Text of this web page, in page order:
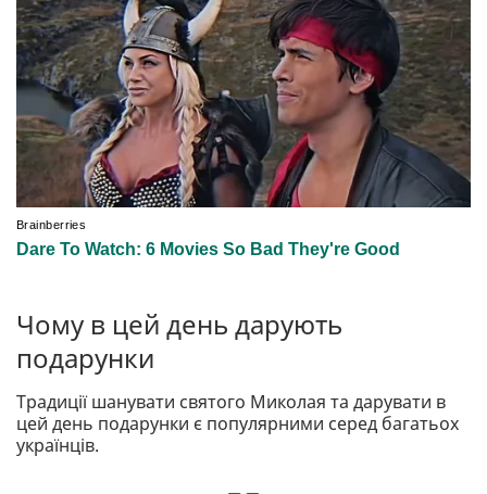
Чому в цей день дарують
подарунки
Традиції шанувати святого Миколая та дарувати в
цей день подарунки є популярними серед багатьох
українців.